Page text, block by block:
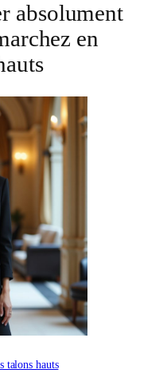
absolument
en
talons hauts